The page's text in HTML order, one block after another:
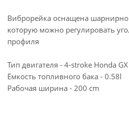
Виброрейка оснащена
которую можно регулировать
профиля
Тип двигателя - 4-stroke Honda
Ёмкость топливного бака - 0.58l
Рабочая ширина - 200 cm